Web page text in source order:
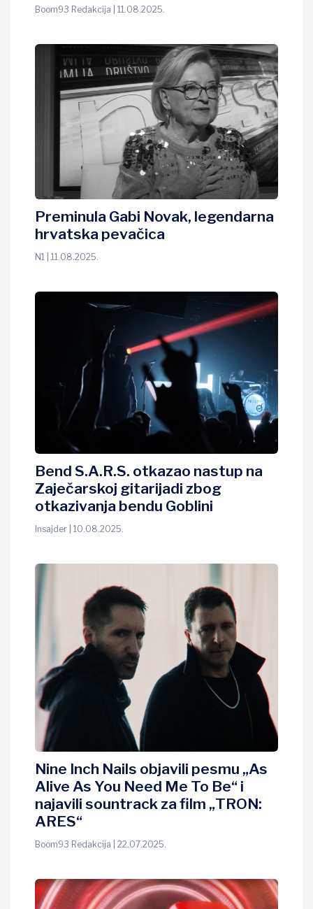
Boom93 Redakcija | 11.08.2025.
Preminula Gabi Novak, legendarna
hrvatska pevačica
N1 | 11.08.2025.
Bend S.A.R.S. otkazao nastup na
Zaječarskoj gitarijadi zbog
otkazivanja bendu Goblini
Insajder | 10.08.2025.
Nine Inch Nails objavili pesmu „As
Alive As You Need Me To Be“ i
najavili sountrack za film „TRON:
ARES“
Boom93 Redakcija | 22.07.2025.